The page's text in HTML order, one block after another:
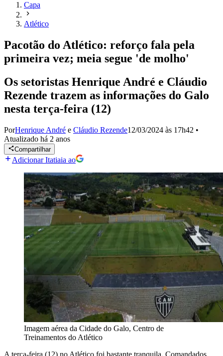
Capa
Atlético
Pacotão do Atlético: reforço fala pela
primeira vez; meia segue 'de molho'
Os setoristas Henrique André e Cláudio
Rezende trazem as informações do Galo
nesta terça-feira (12)
PorHenrique André e Cláudio Rezende12/03/2024 às 17h42 •
Atualizado há 2 anos
Compartilhar
Adicionar Itatiaia ao
Imagem aérea da Cidade do Galo, Centro de
Treinamentos do Atlético